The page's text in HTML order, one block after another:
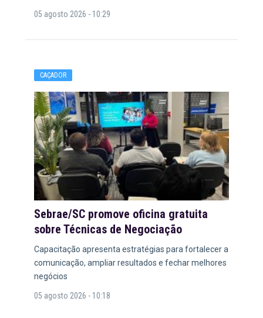
05 agosto 2026 - 10:29
CAÇADOR
Sebrae/SC promove oficina gratuita
sobre Técnicas de Negociação
Capacitação apresenta estratégias para fortalecer a
comunicação, ampliar resultados e fechar melhores
negócios
05 agosto 2026 - 10:18